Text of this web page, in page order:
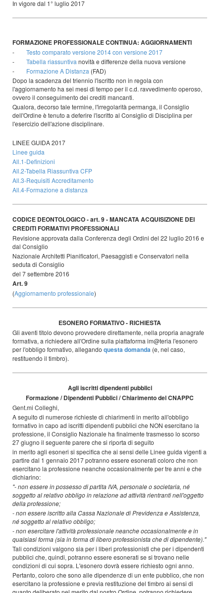
In vigore dal 1° luglio 2017
FORMAZIONE PROFESSIONALE CONTINUA: AGGIORNAMENTI
- Testo comparato versione 2014 con versione 2017
- Tabella riassuntiva novità e differenze della nuova versione
- Formazione A Distanza (FAD)
Dopo la scadenza del triennio l'iscritto non in regola con
l'aggiornamento ha sei mesi di tempo per il c.d. ravvedimento operoso,
ovvero il conseguimento dei crediti mancanti.
Qualora, decorso tale termine, l'irregolarità permanga, il Consiglio
dell'Ordine è tenuto a deferire l'iscritto al Consiglio di Disciplina per
l'esercizio dell'azione disciplinare.
LINEE GUIDA 2017
Linee guida
All.1-Definizioni
All.2-Tabella Riassuntiva CFP
All.3-Requisiti Accreditamento
All.4-Formazione a distanza
CODICE DEONTOLOGICO - art. 9 - MANCATA ACQUISIZIONE DEI
CREDITI FORMATIVI PROFESSIONALI
Revisione approvata dalla Conferenza degli Ordini del 22 luglio 2016 e
dal Consiglio
Nazionale Architetti Pianificatori, Paesaggisti e Conservatori nella
seduta di Consiglio
del 7 settembre 2016
Art. 9
(Aggiornamento professionale)
ESONERO FORMATIVO - RICHIESTA
Gli aventi titolo devono provvedere direttamente, nella propria anagrafe
formativa, a richiedere all'Ordine sulla piattaforma im@teria l'esonero
per l'obbligo formativo, allegando questa domanda (e, nel caso,
restituendo il timbro).
Agli iscritti dipendenti pubblici
Formazione / Dipendenti Pubblici / Chiarimento del CNAPPC
Gent.mi Colleghi,
A seguito di numerose richieste di chiarimenti in merito all'obbligo
formativo in capo ad iscritti dipendenti pubblici che NON esercitano la
professione, il Consiglio Nazionale ha finalmente trasmesso lo scorso
27 giugno il seguente parere che si riporta di seguito
in merito agli esoneri si specifica che ai sensi delle Linee guida vigenti a
partire dal 1 gennaio 2017 potranno essere esonerati coloro che non
esercitano la professione neanche occasionalmente per tre anni e che
dichiarino:
"- non essere in possesso di partita IVA, personale o societaria, né
soggetto al relativoobbligo in relazione ad attività rientranti nell'oggetto
della professione;
- non essere iscritto alla Cassa Nazionale di Previdenza e Assistenza,
né soggettoal relativo obbligo;
- non esercitare l'attività professionale neanche occasionalmente e in
qualsiasi forma (sia in forma di libero professionista che di dipendente)."
Tali condizioni valgono sia per i liberi professionisti che per i dipendenti
pubblici che, quindi, potranno essere esonerati se si trovano nelle
condizioni di cui sopra. L'esonero dovrà essere richiesto ogni anno.
Pertanto, coloro che sono alle dipendenze di un ente pubblico, che non
esercitano la professione e previa restituzione del timbro ai sensi di